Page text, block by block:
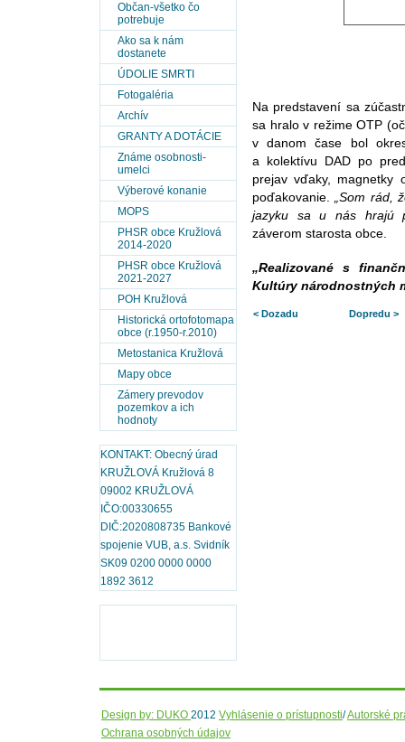
Občan-všetko čo
potrebuje
Ako sa k nám
dostanete
ÚDOLIE SMRTI
Fotogaléria
Archív
GRANTY A DOTÁCIE
Známe osobnosti-
umelci
Výberové konanie
MOPS
PHSR obce Kružlová
2014-2020
PHSR obce Kružlová
2021-2027
POH Kružlová
Historická ortofotomapa
obce (r.1950-r.2010)
Metostanica Kružlová
Mapy obce
Zámery prevodov
pozemkov a ich
hodnoty
KONTAKT: Obecný úrad
KRUŽLOVÁ Kružlová 8
09002 KRUŽLOVÁ
IČO:00330655
DIČ:2020808735 Bankové
spojenie VUB, a.s. Svidník
SK09 0200 0000 0000
1892 3612
Na predstavení sa
sa hralo v režime OTP
v danom čase bol
a kolektívu DAD po
prejav vďaky,
poďakovanie.„Som rád,
jazyku sa u nás hrajú
záverom starosta obce.
„Realizované s
Kultúry národnostných
< Dozadu Dopredu >
Design by: DUKO 2012 Vyhlásenie o prístupnosti/Autorské
Ochrana osobných údajov